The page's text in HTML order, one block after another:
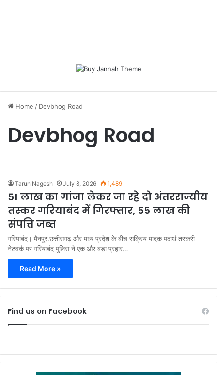
Home / Devbhog Road
Devbhog Road
Tarun Nagesh July 8, 2026 1,489
51 लाख का गांजा लेकर जा रहे दो अंतरराज्यीय
तस्कर गरियाबंद में गिरफ्तार, 55 लाख की
संपत्ति जब्त
गरियाबंद। मैनपुर.छत्तीसगढ़ और मध्य प्रदेश के बीच सक्रिय मादक पदार्थ तस्करी
नेटवर्क पर गरियाबंद पुलिस ने एक और बड़ा प्रहार…
Read More »
Find us on Facebook